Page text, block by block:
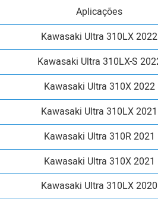
Aplicações
Kawasaki Ultra 310LX 2022
Kawasaki Ultra 310LX-S
Kawasaki Ultra 310X 2022
Kawasaki Ultra 310LX 2021
Kawasaki Ultra 310R 2021
Kawasaki Ultra 310X 2021
Kawasaki Ultra 310LX 2020